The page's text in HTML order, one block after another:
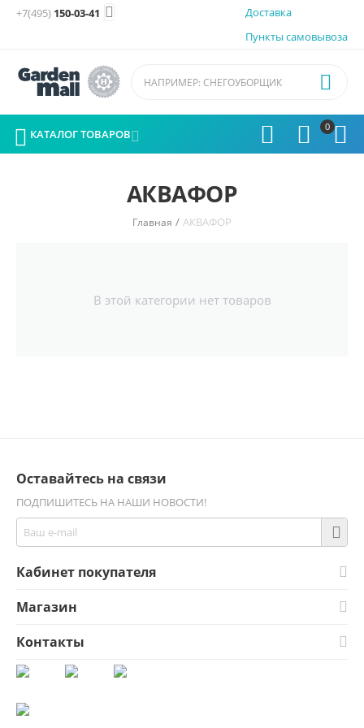
Доставка
Пункты самовывоза
+7(495) 150-03-41 
0 



 КАТАЛОГ ТОВАРОВ
АКВАФОР
Главная / АКВАФОР
В этой категории нет товаров
Оставайтесь на связи
ПОДПИШИТЕСЬ НА НАШИ НОВОСТИ!
Кабинет покупателя
Магазин
Контакты